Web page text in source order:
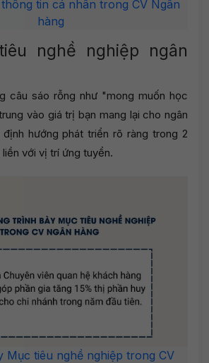
tin cá nhân trong CV Ngân
hàng
nghề nghiệp ngân
câu sáo rỗng như "mong muốn học
vào giá trị bạn mang lại cho ngân
hướng phát triển rõ ràng trong 2
với vị trí ứng tuyển.
Mục tiêu nghề nghiệp trong CV